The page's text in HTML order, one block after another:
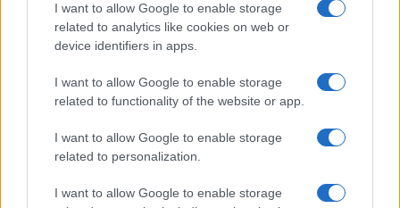
I want to allow Google to enable storage
related to analytics like cookies on web or
device identifiers in apps.
I want to allow Google to enable storage
related to functionality of the website or app.
I want to allow Google to enable storage
related to personalization.
I want to allow Google to enable storage